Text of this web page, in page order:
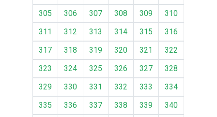
305
306 307 308 309
310
311
312 313 314 315
316
317
318 319 320 321
322
323
324 325 326 327
328
329
330 331 332 333
334
335
336 337 338 339
340